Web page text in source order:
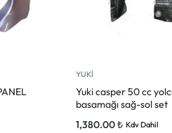
YUKİ
Yuki casper 50 cc
basamağı sağ-sol set
1,380.00₺ Kdv Dahil